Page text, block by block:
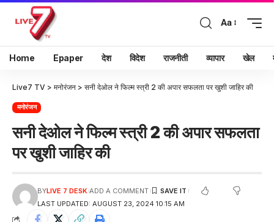
Aa
Home Epaper देश विदेश राजनीती व्यापार खेल
Live7 TV > मनोरंजन > सनी देओल ने फिल्म स्त्री 2 की अपार सफलता पर खुशी जाहिर की
मनोरंजन
सनी देओल ने फिल्म स्त्री 2 की अपार सफलता
पर खुशी जाहिर की
LAST UPDATED: AUGUST 23, 2024 10:15 AM
BYLIVE 7 DESK ADD A COMMENT